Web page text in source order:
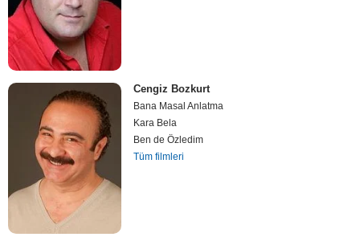
Cengiz Bozkurt
Bana Masal Anlatma
Kara Bela
Ben de Özledim
Tüm filmleri